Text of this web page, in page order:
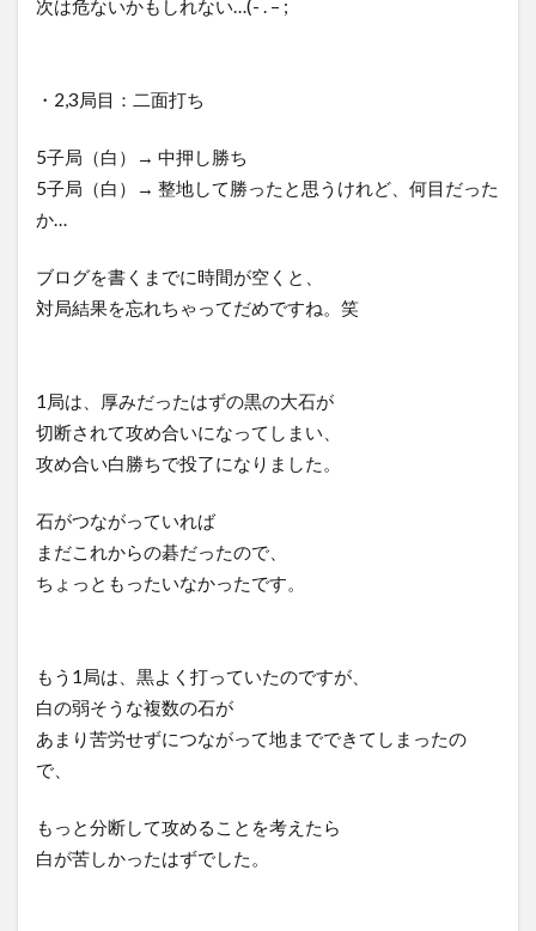
次は危ないかもしれない…(- . – ;
・2,3局目：二面打ち
5子局（白）→ 中押し勝ち
5子局（白）→ 整地して勝ったと思うけれど、何目だった
か…
ブログを書くまでに時間が空くと、
対局結果を忘れちゃってだめですね。笑
1局は、厚みだったはずの黒の大石が
切断されて攻め合いになってしまい、
攻め合い白勝ちで投了になりました。
石がつながっていれば
まだこれからの碁だったので、
ちょっともったいなかったです。
もう1局は、黒よく打っていたのですが、
白の弱そうな複数の石が
あまり苦労せずにつながって地までできてしまったの
で、
もっと分断して攻めることを考えたら
白が苦しかったはずでした。